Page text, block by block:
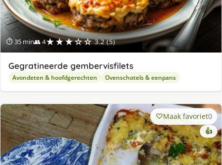
⏱ 35 min👥 4★★★☆☆ 3.2 (5)
Gegratineerde gembervisfilets
Avondeten & hoofdgerechten Ovenschotels & eenpans
Maak favoriet0
👍